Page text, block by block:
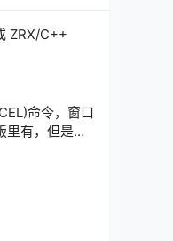
ZRX/C++
命令，窗口
里有，但是，
？只能升级